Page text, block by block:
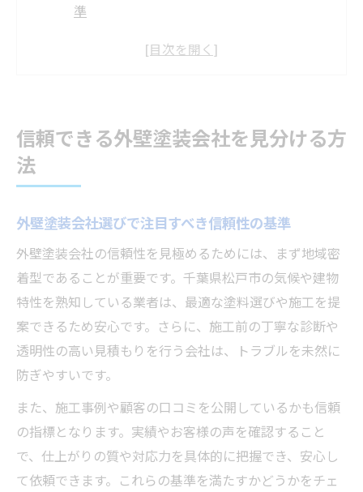
準
外壁塗装会社の保証内容とアフターケアの
イント
外壁塗装の口コミが示す安心の選び方
外壁塗装口コミで分かる満足度と信頼感の
違い
松戸市の外壁塗装口コミを読む際の注意点
口コミで多い外壁塗装会社選びの失敗例と
対策
外壁塗装おすすめ業者を口コミから見抜く
方法
口コミ評価を参考にした外壁塗装会社比較
のポイント
信頼できる外壁塗装会社を見分ける方
法
外壁塗装会社選びで注目すべき信頼性の基準
外壁塗装会社の信頼性を見極めるためには、まず地域密
着型であることが重要です。千葉県松戸市の気候や建物
特性を熟知している業者は、最適な塗料選びや施工を提
案できるため安心です。さらに、施工前の丁寧な診断や
透明性の高い見積もりを行う会社は、トラブルを未然に
防ぎやすいです。
また、施工事例や顧客の口コミを公開しているかも信頼
の指標となります。実績やお客様の声を確認すること
で、仕上がりの質や対応力を具体的に把握でき、安心し
て依頼できます。これらの基準を満たすかどうかをチェ